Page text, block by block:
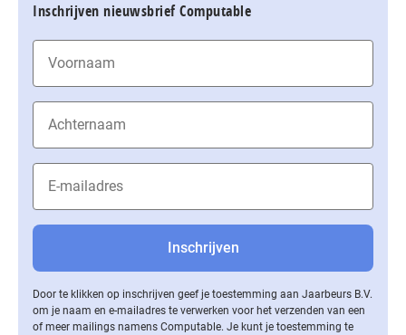
Inschrijven nieuwsbrief Computable
Door te klikken op inschrijven geef je toestemming aan Jaarbeurs B.V.
om je naam en e-mailadres te verwerken voor het verzenden van een
of meer mailings namens Computable. Je kunt je toestemming te